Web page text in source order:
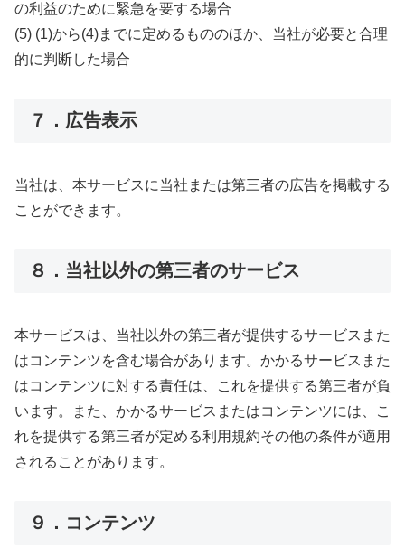
の利益のために緊急を要する場合
(5) (1)から(4)までに定めるもののほか、当社が必要と合理
的に判断した場合
７．広告表示
当社は、本サービスに当社または第三者の広告を掲載する
ことができます。
８．当社以外の第三者のサービス
本サービスは、当社以外の第三者が提供するサービスまた
はコンテンツを含む場合があります。かかるサービスまた
はコンテンツに対する責任は、これを提供する第三者が負
います。また、かかるサービスまたはコンテンツには、こ
れを提供する第三者が定める利用規約その他の条件が適用
されることがあります。
９．コンテンツ